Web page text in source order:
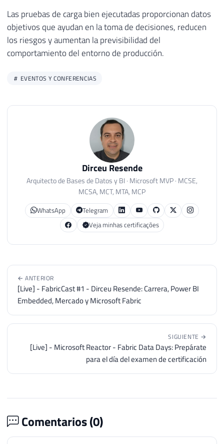
Las pruebas de carga bien ejecutadas proporcionan datos
objetivos que ayudan en la toma de decisiones, reducen
los riesgos y aumentan la previsibilidad del
comportamiento del entorno de producción.
EVENTOS Y CONFERENCIAS
Dirceu Resende
Arquitecto de Bases de Datos y BI · Microsoft MVP · MCSE,
MCSA, MCT, MTA, MCP
WhatsApp
Telegram
Veja minhas certificações
← ANTERIOR
[Live] - FabricCast #1 - Dirceu Resende: Carrera, Power BI
Embedded, Mercado y Microsoft Fabric
SIGUIENTE →
[Live] - Microsoft Reactor - Fabric Data Days: Prepárate
para el día del examen de certificación
Comentarios (0)